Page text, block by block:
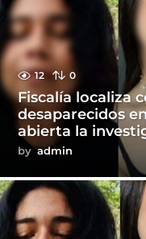
12 0
Fiscalía localiza
desaparecidos
abierta la
by admin